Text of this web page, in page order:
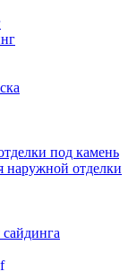
под камень
наружной отделки